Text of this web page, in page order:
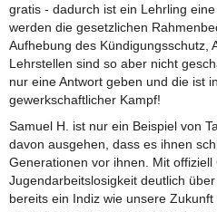
gratis - dadurch ist ein Lehrling
werden die gesetzlichen
Aufhebung des Kündigungsschutz,
Lehrstellen sind so aber nicht
nur eine Antwort geben und die ist
gewerkschaftlicher Kampf!
Samuel H. ist nur ein Beispiel von
davon ausgehen, dass es ihnen
Generationen vor ihnen. Mit offiziell
Jugendarbeitslosigkeit deutlich
bereits ein Indiz wie unsere